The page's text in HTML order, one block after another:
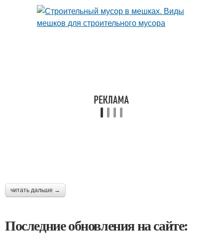
читать дальше →
Последние обновления на сайте: